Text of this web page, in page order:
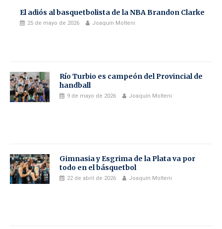
El adiós al basquetbolista de la NBA Brandon Clarke
25 de mayo de 2026 Joaquín Molteni
Río Turbio es campeón del Provincial de
handball
9 de mayo de 2026 Joaquín Molteni
Gimnasia y Esgrima de la Plata va por
todo en el básquetbol
22 de abril de 2026 Joaquín Molteni